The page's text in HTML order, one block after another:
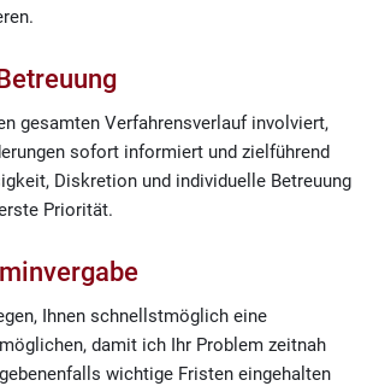
gesamten Verfahrensverlauf involviert,
sofort informiert und zielführend
Diskretion und individuelle Betreuung
Priorität.
Ihnen schnellstmöglich eine
damit ich Ihr Problem zeitnah
wichtige Fristen eingehalten